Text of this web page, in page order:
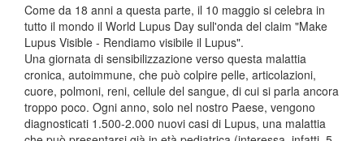
Come da 18 anni a questa parte, il 10 maggio si celebra in
tutto il mondo il World Lupus Day sull'onda del claim "Make
Lupus Visible - Rendiamo visibile il Lupus".
Una giornata di sensibilizzazione verso questa malattia
cronica, autoimmune, che può colpire pelle, articolazioni,
cuore, polmoni, reni, cellule del sangue, di cui si parla ancora
troppo poco. Ogni anno, solo nel nostro Paese, vengono
diagnosticati 1.500-2.000 nuovi casi di Lupus, una malattia